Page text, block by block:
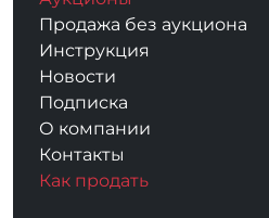
Продажа без аукциона
Инструкция
Новости
Подписка
О компании
Контакты
Как продать